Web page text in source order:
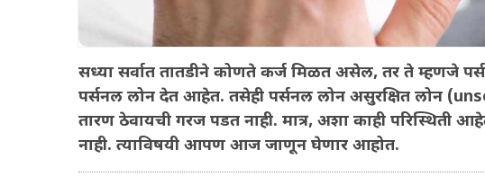
सध्या सर्वात तातडीने कोणते कर्ज मिळत असेल, तर ते म्हणजे
पर्सनल लोन देत आहेत. तसेही पर्सनल लोन असुरक्षित लोन
तारण ठेवायची गरज पडत नाही. मात्र, अशा काही परिस्थिती
नाही. त्याविषयी आपण आज जाणून घेणार आहोत.